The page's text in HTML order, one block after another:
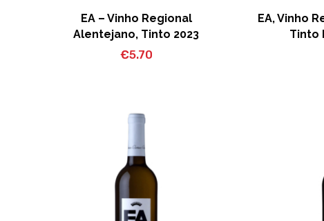
EA – Vinho Regional
Alentejano, Tinto 2023
€5.70
EA, Vinho
Tinto